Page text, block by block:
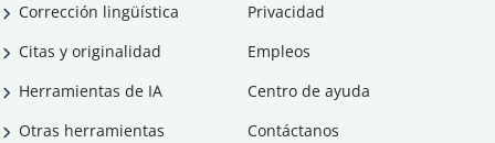
Corrección lingüística
Citas y originalidad
Herramientas de IA
Otras herramientas
Privacidad
Empleos
Centro de ayuda
Contáctanos